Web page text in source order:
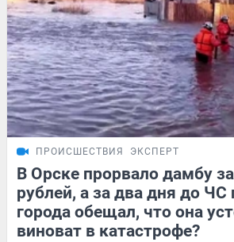
ПРОИСШЕСТВИЯ ЭКСПЕРТ
В Орске прорвало дамбу
рублей, а за два дня до ЧС
города обещал, что она
виноват в катастрофе?